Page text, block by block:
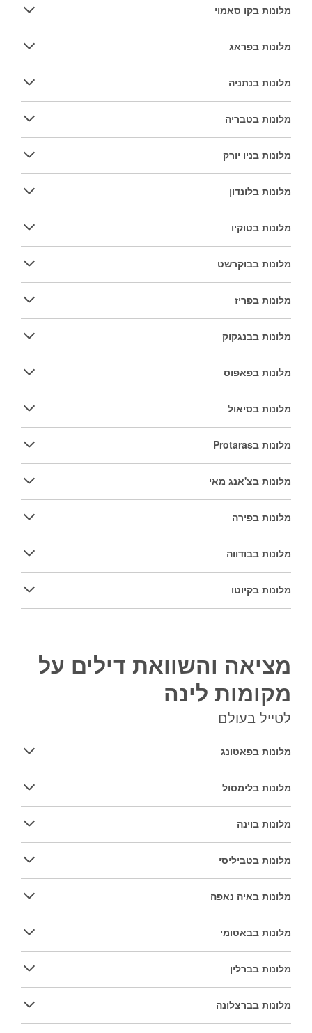
מלונות בקו סאמוי
מלונות בפראג
מלונות בנתניה
מלונות בטבריה
מלונות בניו יורק
מלונות בלונדון
מלונות בטוקיו
מלונות בבוקרשט
מלונות בפריז
מלונות בבנגקוק
מלונות בפאפוס
מלונות בסיאול
מלונות בProtaras
מלונות בצ'אנג מאי
מלונות בפירה
מלונות בבודווה
מלונות בקיוטו
מציאה והשוואת דילים על
מקומות לינה
לטייל בעולם
מלונות בפאטונג
מלונות בלימסול
מלונות בוינה
מלונות בטביליסי
מלונות באיה נאפה
מלונות בבאטומי
מלונות בברלין
מלונות בברצלונה